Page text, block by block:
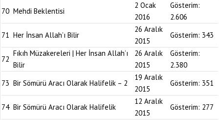
70 Mehdi Beklentisi
2 Ocak
2016
Gösterim:
2.606
71 Her İnsan Allah’ı Bilir
26 Aralık
2015
Gösterim: 343
72
Fıkıh Müzakereleri | Her İnsan Allah’ı
Bilir
26 Aralık
2015
Gösterim:
2.380
73 Bir Sömürü Aracı Olarak Halifelik – 2
19 Aralık
2015
Gösterim: 351
74 Bir Sömürü Aracı Olarak Halifelik
12 Aralık
2015
Gösterim: 277